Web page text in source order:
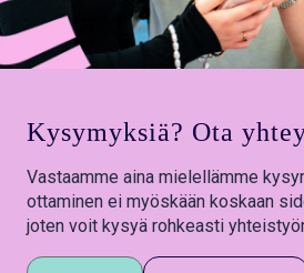
Kysymyksiä? Ota
Vastaamme aina mielellämme
ottaminen ei myöskään koskaan
joten voit kysyä rohkeasti